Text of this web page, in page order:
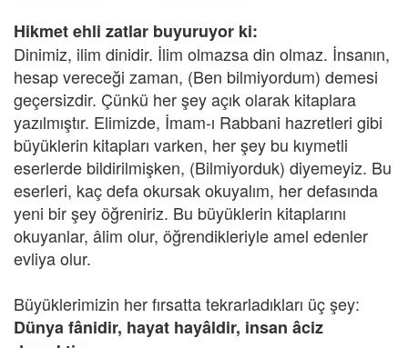
Hikmet ehli zatlar buyuruyor ki:
Dinimiz, ilim dinidir. İlim olmazsa din olmaz. İnsanın,
hesap vereceği zaman, (Ben bilmiyordum) demesi
geçersizdir. Çünkü her şey açık olarak kitaplara
yazılmıştır. Elimizde, İmam-ı Rabbani hazretleri gibi
büyüklerin kitapları varken, her şey bu kıymetli
eserlerde bildirilmişken, (Bilmiyorduk) diyemeyiz. Bu
eserleri, kaç defa okursak okuyalım, her defasında
yeni bir şey öğreniriz. Bu büyüklerin kitaplarını
okuyanlar, âlim olur, öğrendikleriyle amel edenler
evliya olur.
Büyüklerimizin her fırsatta tekrarladıkları üç şey:
Dünya fânidir, hayat hayâldir, insan âciz